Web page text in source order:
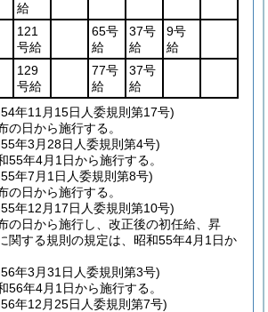
給
121
号給
65号
給
37号
給
9号
給
129
号給
77号
給
37号
給
年11月15日 人委規則第17号)
の日から施行する。
年3月28日 人委規則第4号)
55年4月1日から施行する。
年7月1日 人委規則第8号)
の日から施行する。
年12月17日 人委規則第10号)
の日から施行し、改正後の初任給、昇
関する規則の規定は、昭和55年4月1日か
年3月31日 人委規則第3号)
56年4月1日から施行する。
年12月25日 人委規則第7号)